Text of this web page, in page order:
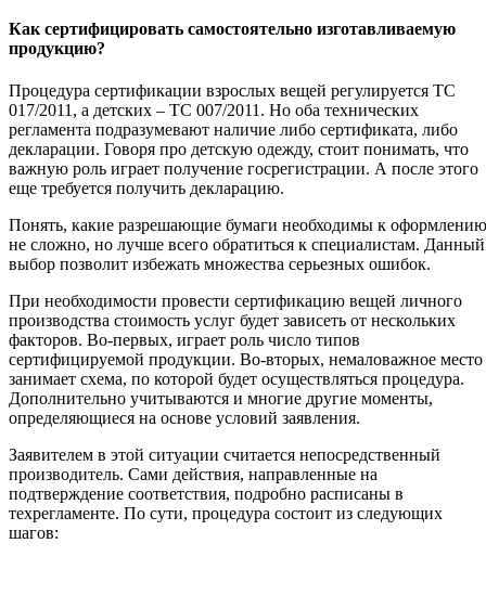
Как сертифицировать самостоятельно изготавливаемую
продукцию?
Процедура сертификации взрослых вещей регулируется ТС
017/2011, а детских – ТС 007/2011. Но оба технических
регламента подразумевают наличие либо сертификата, либо
декларации. Говоря про детскую одежду, стоит понимать, что
важную роль играет получение госрегистрации. А после этого
еще требуется получить декларацию.
Понять, какие разрешающие бумаги необходимы к оформлению
не сложно, но лучше всего обратиться к специалистам. Данный
выбор позволит избежать множества серьезных ошибок.
При необходимости провести сертификацию вещей личного
производства стоимость услуг будет зависеть от нескольких
факторов. Во-первых, играет роль число типов
сертифицируемой продукции. Во-вторых, немаловажное место
занимает схема, по которой будет осуществляться процедура.
Дополнительно учитываются и многие другие моменты,
определяющиеся на основе условий заявления.
Заявителем в этой ситуации считается непосредственный
производитель. Сами действия, направленные на
подтверждение соответствия, подробно расписаны в
техрегламенте. По сути, процедура состоит из следующих
шагов: